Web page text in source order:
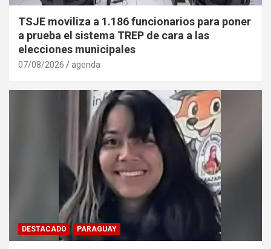
TSJE moviliza a 1.186 funcionarios para poner
a prueba el sistema TREP de cara a las
elecciones municipales
07/08/2026 agenda
DESTACADO PARAGUAY